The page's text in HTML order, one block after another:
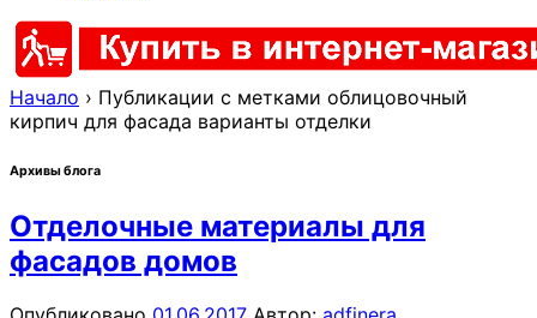
Начало › Публикации с метками облицовочный
кирпич для фасада варианты отделки
Архивы блога
Отделочные материалы для
фасадов домов